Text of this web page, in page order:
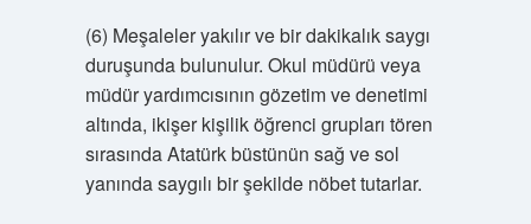
(6) Meşaleler yakılır ve bir dakikalık saygı
duruşunda bulunulur. Okul müdürü veya
müdür yardımcısının gözetim ve denetimi
altında, ikişer kişilik öğrenci grupları tören
sırasında Atatürk büstünün sağ ve sol
yanında saygılı bir şekilde nöbet tutarlar.